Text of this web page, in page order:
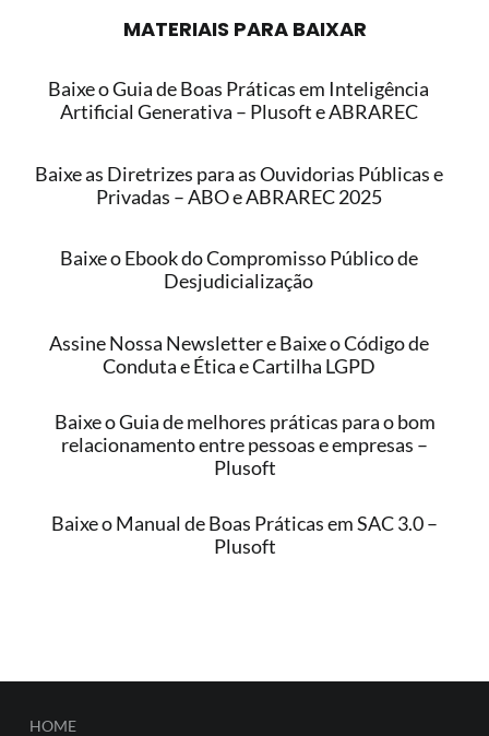
MATERIAIS PARA BAIXAR
Baixe o Guia de Boas Práticas em Inteligência
Artificial Generativa – Plusoft e ABRAREC
Baixe as Diretrizes para as Ouvidorias Públicas e
Privadas – ABO e ABRAREC 2025
Baixe o Ebook do Compromisso Público de
Desjudicialização
Assine Nossa Newsletter e Baixe o Código de
Conduta e Ética e Cartilha LGPD
Baixe o Guia de melhores práticas para o bom
relacionamento entre pessoas e empresas –
Plusoft
Baixe o Manual de Boas Práticas em SAC 3.0 –
Plusoft
HOME